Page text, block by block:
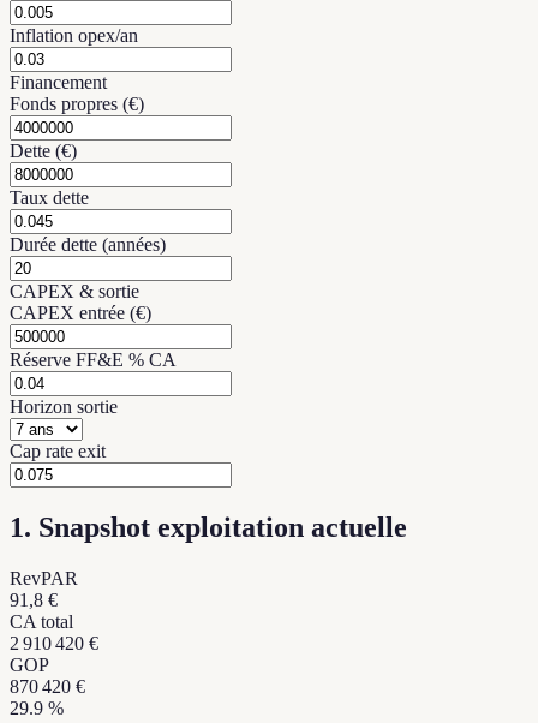
Inflation opex/an
Financement
Fonds propres (€)
Dette (€)
Taux dette
Durée dette (années)
CAPEX & sortie
CAPEX entrée (€)
Réserve FF&E % CA
Horizon sortie
Cap rate exit
1. Snapshot exploitation actuelle
RevPAR
91,8 €
CA total
2 910 420 €
GOP
870 420 €
29.9 %